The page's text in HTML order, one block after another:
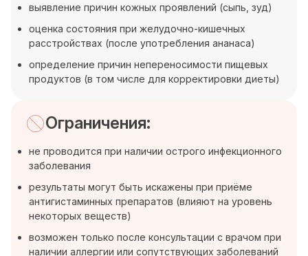
выявление причин кожных проявлений (сыпь, зуд)
оценка состояния при желудочно-кишечных
расстройствах (после употребления ананаса)
определение причин непереносимости пищевых
продуктов (в том числе для корректировки диеты)
Ограничения:
не проводится при наличии острого инфекционного
заболевания
результаты могут быть искажены при приёме
антигистаминных препаратов (влияют на уровень
некоторых веществ)
возможен только после консультации с врачом при
наличии аллергии или сопутствующих заболеваний